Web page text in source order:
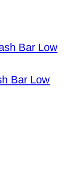
Bar Low